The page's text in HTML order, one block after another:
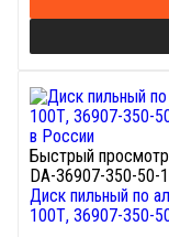
Быстрый просмотр
DA-36907-350-50-
Диск пильный по
100Т, 36907-350-